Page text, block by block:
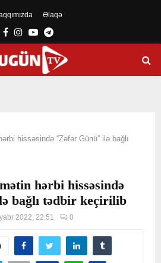
Əlaqə
Facebook
Instagram
YoutubeTelegram
hissəsində “Zəfər Günü” ilə bağlı
hərbi hissəsində
bağlı tədbir keçirilib
2022, 22:51 0